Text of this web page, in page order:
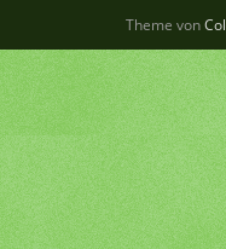
Theme von